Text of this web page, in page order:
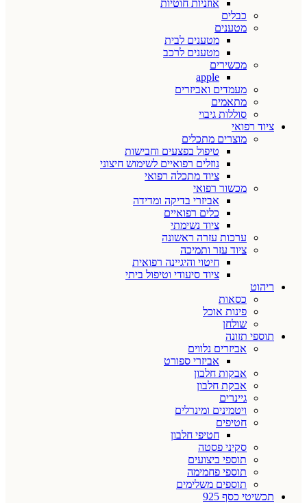
אוזניות חוטיות
כבלים
מטענים
מטענים לבית
מטענים לרכב
מכשירים
apple
מעמדים ואביזרים
מתאמים
סוללות גיבוי
ציוד רפואי
מוצרים מתכלים
טיפול בפצעים וחבישות
נוזלים רפואיים לשימוש חיצוני
ציוד מתכלה רפואי
מכשור רפואי
אביזרי בדיקה ומדידה
כלים רפואיים
ציוד נשימתי
ערכות עזרה ראשונה
ציוד עזר ותמיכה
חיטוי והיגיינה רפואית
ציוד סיעודי וטיפול ביתי
ריהוט
כסאות
פינות אוכל
שולחן
תוספי תזונה
אביזרים נלווים
אביזרי ספורט
אבקות חלבון
אבקת חלבון
גיינרים
ויטמינים ומינרלים
חטיפים
חטיפי חלבון
סקיני פסטה
תוספי ביצועים
תוספי פחמימה
תוספים משלימים
תכשיטי כסף 925